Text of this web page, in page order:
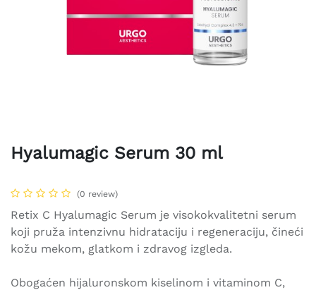
Hyalumagic Serum 30 ml
(0 review)
Retix C Hyalumagic Serum je visokokvalitetni serum
koji pruža intenzivnu hidrataciju i regeneraciju, čineći
kožu mekom, glatkom i zdravog izgleda.
Obogaćen hijaluronskom kiselinom i vitaminom C,